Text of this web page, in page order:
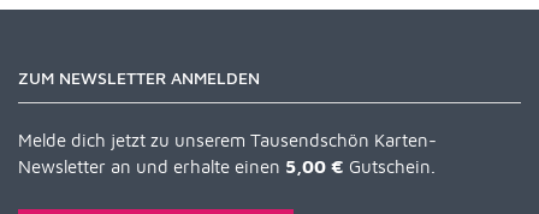
ZUM NEWSLETTER ANMELDEN
Melde dich jetzt zu unserem Tausendschön Karten-
Newsletter an und erhalte einen 5,00 € Gutschein.